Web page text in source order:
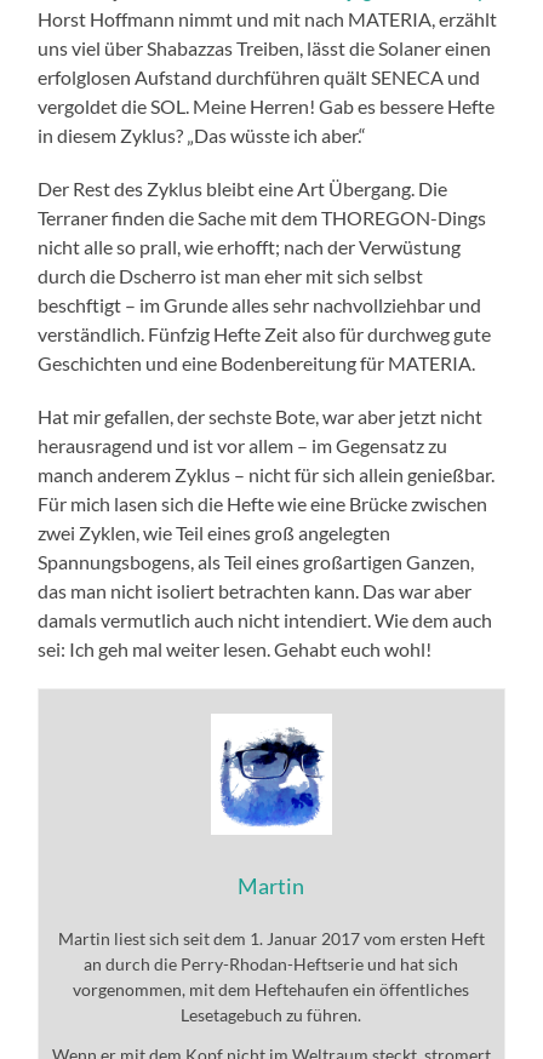
Horst Hoffmann nimmt und mit nach MATERIA, erzählt
uns viel über Shabazzas Treiben, lässt die Solaner einen
erfolglosen Aufstand durchführen quält SENECA und
vergoldet die SOL. Meine Herren! Gab es bessere Hefte
in diesem Zyklus? „Das wüsste ich aber.“
Der Rest des Zyklus bleibt eine Art Übergang. Die
Terraner finden die Sache mit dem THOREGON-Dings
nicht alle so prall, wie erhofft; nach der Verwüstung
durch die Dscherro ist man eher mit sich selbst
beschftigt – im Grunde alles sehr nachvollziehbar und
verständlich. Fünfzig Hefte Zeit also für durchweg gute
Geschichten und eine Bodenbereitung für MATERIA.
Hat mir gefallen, der sechste Bote, war aber jetzt nicht
herausragend und ist vor allem – im Gegensatz zu
manch anderem Zyklus – nicht für sich allein genießbar.
Für mich lasen sich die Hefte wie eine Brücke zwischen
zwei Zyklen, wie Teil eines groß angelegten
Spannungsbogens, als Teil eines großartigen Ganzen,
das man nicht isoliert betrachten kann. Das war aber
damals vermutlich auch nicht intendiert. Wie dem auch
sei: Ich geh mal weiter lesen. Gehabt euch wohl!
Martin
Martin liest sich seit dem 1. Januar 2017 vom ersten Heft
an durch die Perry-Rhodan-Heftserie und hat sich
vorgenommen, mit dem Heftehaufen ein öffentliches
Lesetagebuch zu führen.